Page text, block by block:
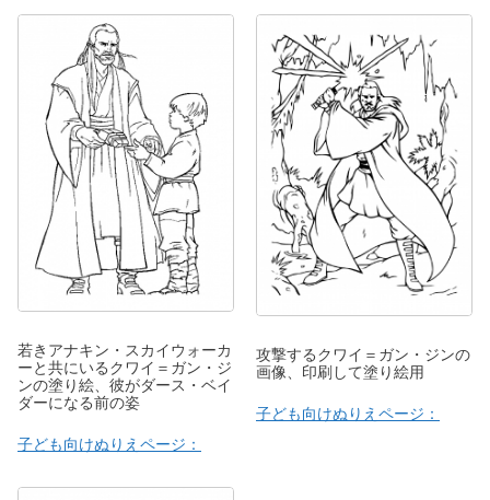
若きアナキン・スカイウォーカ
ーと共にいるクワイ＝ガン・ジ
ンの塗り絵、彼がダース・ベイ
ダーになる前の姿
子ども向けぬりえページ：
攻撃するクワイ＝ガン・ジンの
画像、印刷して塗り絵用
子ども向けぬりえページ：